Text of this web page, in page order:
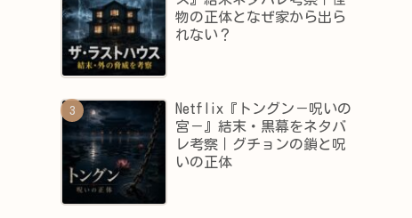
物の正体となぜ家から出ら
れない？
Netflix『トングン－呪いの
宮－』結末・黒幕をネタバ
レ考察｜グチョンの鎖と呪
いの正体